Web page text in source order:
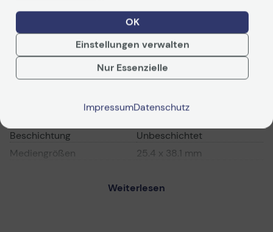
Technische Daten
PDF-Datenblatt
Media
Beschichtung
Unbeschichtet
Mediengrößen
25.4 x 38.1 mm
Rollenkerndurchmesser
25 mm
Weiterlesen
OK
Einstellungen verwalten
Nur Essenzielle
ImpressumDatenschutz